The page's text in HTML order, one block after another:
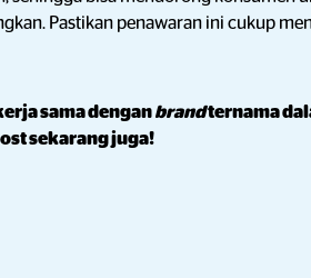
Pastikan penawaran ini cukup
sama denganbrandternama
sekarang juga!